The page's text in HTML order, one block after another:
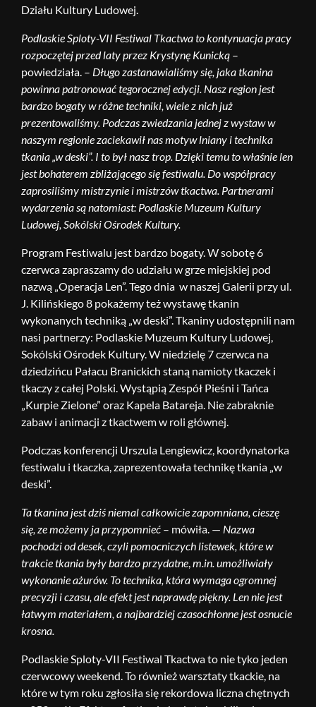
Działu Kultury Ludowej.
Podlaskie Sploty-VII Festiwal Tkactwa to kontynuacja pracy
rozpoczętej przed laty przez Krystynę Kunicką –
powiedziała. – Długo zastanawialiśmy się, jaka tkanina
powinna patronować tegorocznej edycji. Nasz region jest
bardzo bogaty w różne techniki, wiele z nich już
prezentowaliśmy. Podczas zwiedzania jednej z wystaw w
naszym regionie zaciekawił nas motyw lniany i technika
tkania „w deski”. I to był nasz trop. Dzięki temu to właśnie len
jest bohaterem zbliżającego się festiwalu. Do współpracy
zaprosiliśmy mistrzynie i mistrzów tkactwa. Partnerami
wydarzenia są natomiast: Podlaskie Muzeum Kultury
Ludowej, Sokólski Ośrodek Kultury.
Program Festiwalu jest bardzo bogaty. W sobotę 6
czerwca zapraszamy do udziału w grze miejskiej pod
nazwą „Operacja Len”. Tego dnia w naszej Galerii przy ul.
J. Kilińskiego 8 pokażemy też wystawę tkanin
wykonanych techniką „w deski”. Tkaniny udostępnili nam
nasi partnerzy: Podlaskie Muzeum Kultury Ludowej,
Sokólski Ośrodek Kultury. W niedzielę 7 czerwca na
dziedzińcu Pałacu Branickich staną namioty tkaczek i
tkaczy z całej Polski. Wystąpią Zespół Pieśni i Tańca
„Kurpie Zielone” oraz Kapela Batareja. Nie zabraknie
zabaw i animacji z tkactwem w roli głównej.
Podczas konferencji Urszula Lengiewicz, koordynatorka
festiwalu i tkaczka, zaprezentowała technikę tkania „w
deski”.
Ta tkanina jest dziś niemal całkowicie zapomniana, cieszę
się, ze możemy ja przypomnieć – mówiła. — Nazwa
pochodzi od desek, czyli pomocniczych listewek, które w
trakcie tkania były bardzo przydatne,m.in. umożliwiały
wykonanie ażurów. To technika, która wymaga ogromnej
precyzji i czasu, ale efekt jest naprawdę piękny. Len nie jest
łatwym materiałem, a najbardziej czasochłonne jest osnucie
krosna.
Podlaskie Sploty-VII Festiwal Tkactwa to nie tyko jeden
czerwcowy weekend. To również warsztaty tkackie, na
które w tym roku zgłosiła się rekordowa liczna chętnych